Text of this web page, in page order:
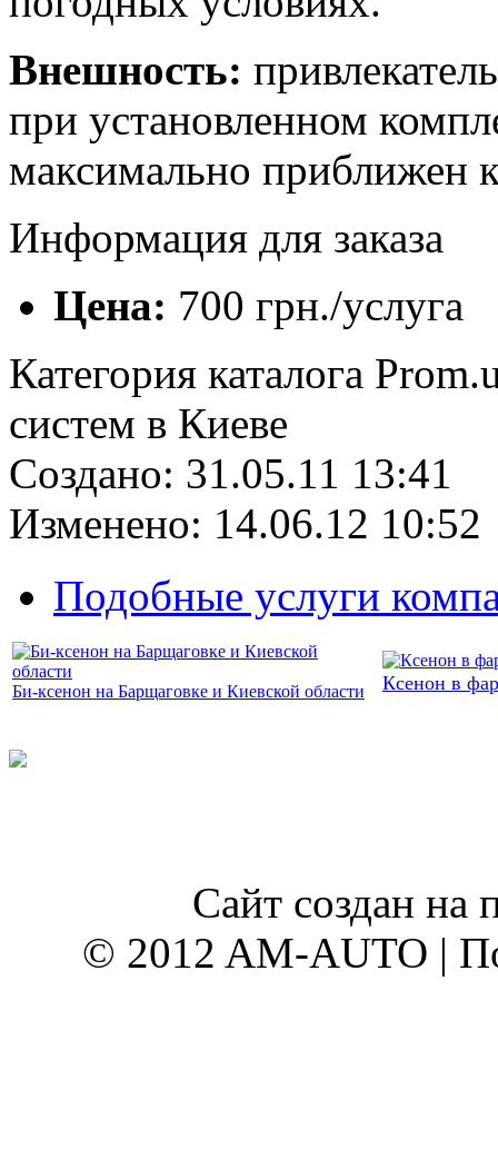
Внешность:
при установленном
максимально приближен
Информация для заказа
Цена: 700 грн./услуга
Категория каталога
систем в Киеве
Создано: 31.05.11 13:41
Изменено: 14.06.12 10:52
Подобные услуги
Би-ксенон на Барщаговке и Киевской области Ксенон в
Сайт создан на
© 2012 AM-AUTO |